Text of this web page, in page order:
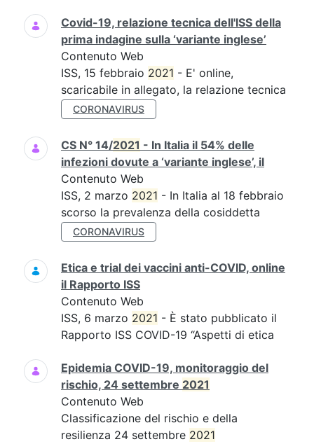
Covid-19, relazione tecnica dell'ISS della
prima indagine sulla ‘variante inglese’
Contenuto Web
ISS, 15 febbraio 2021 - E' online,
scaricabile in allegato, la relazione tecnica
CORONAVIRUS
CS N° 14/2021 - In Italia il 54% delle
infezioni dovute a ‘variante inglese’, il
Contenuto Web
ISS, 2 marzo 2021 - In Italia al 18 febbraio
scorso la prevalenza della cosiddetta
CORONAVIRUS
Etica e trial dei vaccini anti-COVID, online
il Rapporto ISS
Contenuto Web
ISS, 6 marzo 2021 - È stato pubblicato il
Rapporto ISS COVID-19 “Aspetti di etica
Epidemia COVID-19, monitoraggio del
rischio, 24 settembre 2021
Contenuto Web
Classificazione del rischio e della
resilienza 24 settembre 2021